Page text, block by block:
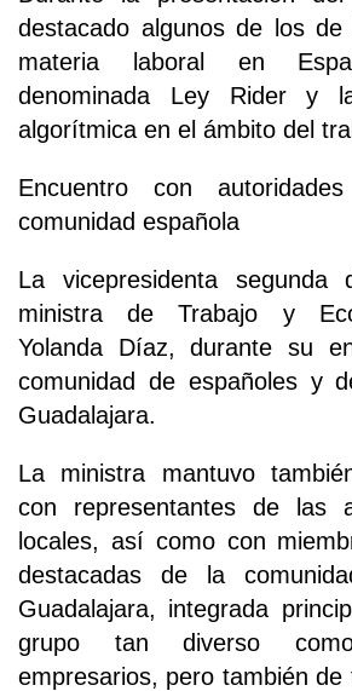
destacado algunos de los
materia laboral en
denominada Ley Rider y
algorítmica en el ámbito del
Encuentro con
comunidad española
La vicepresidenta segunda
ministra de Trabajo y
Yolanda Díaz, durante su
comunidad de españoles y
Guadalajara.
La ministra mantuvo
con representantes de las
locales, así como con
destacadas de la
Guadalajara, integrada
grupo tan diverso
empresarios, pero también de